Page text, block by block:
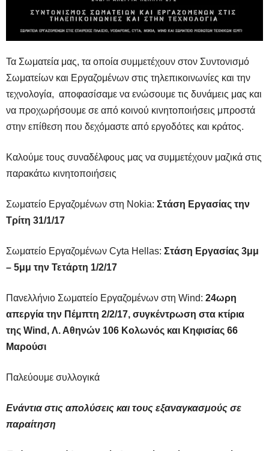
Τα Σωματεία μας, τα οποία συμμετέχουν στον Συντονισμό
Σωματείων και Εργαζομένων στις τηλεπικοινωνίες και την
τεχνολογία, αποφασίσαμε να ενώσουμε τις δυνάμεις μας και
να προχωρήσουμε σε από κοινού κινητοποιήσεις μπροστά
στην επίθεση που δεχόμαστε από εργοδότες και κράτος.
Καλούμε τους συναδέλφους μας να συμμετέχουν μαζικά στις
παρακάτω κινητοποιήσεις
Σωματείο Εργαζομένων στη Nokia: Στάση Εργασίας την
Τρίτη 31/1/17
Σωματείο Εργαζομένων Cyta Hellas: Στάση Εργασίας 3μμ
– 5μμ την Τετάρτη 1/2/17
Πανελλήνιο Σωματείο Εργαζομένων στη Wind: 24ωρη
απεργία την Πέμπτη 2/2/17, συγκέντρωση στα κτίρια
της Wind, Λ. Αθηνών 106 Κολωνός και Κηφισίας 66
Μαρούσι
Παλεύουμε συλλογικά
Ενάντια στις απολύσεις και τους εξαναγκασμούς σε
παραίτηση